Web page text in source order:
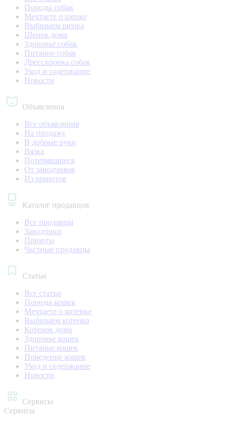
Породы собак
Мечтаете о щенке
Выбираем щенка
Щенок дома
Здоровье собак
Питание собак
Дрессировка собак
Уход и содержание
Новости
Объявления
Все объявления
На продажу
В добрые руки
Вязка
Потерявшиеся
От заводчиков
Из приютов
Каталог продавцов
Все продавцы
Заводчики
Приюты
Частные продавцы
Статьи
Все статьи
Породы кошек
Мечтаете о котенке
Выбираем котенка
Котенок дома
Здоровье кошек
Питание кошек
Поведение кошек
Уход и содержание
Новости
Сервисы
Сервисы